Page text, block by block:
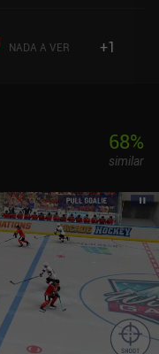
tecnologias
armadas usadas para
podemos participar
e até mesmo
estelares
um Deus no modo
e aumenta a
por US$ 2,99 no
sem anúncios ou
limitada gratuita que
de comprar. Embora o
ele é uma boa
NADA A VER +1
68%
similar